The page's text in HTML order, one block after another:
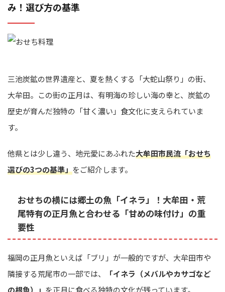
み！選び方の基準
三池炭鉱の世界遺産と、夏を熱くする「大蛇山祭り」の街、
大牟田。この街の正月は、有明海の珍しい海の幸と、炭鉱の
歴史が育んだ独特の「甘く濃い」食文化に支えられていま
す。
他県とは少し違う、地元愛にあふれた大牟田市民流「おせち
選びの3つの基準」をご紹介します。
おせちの横には郷土の魚「イネラ」！大牟田・荒
尾特有の正月魚と合わせる「甘めの味付け」の重
要性
福岡の正月魚といえば「ブリ」が一般的ですが、大牟田市や
隣接する荒尾市の一部では、
「イネラ（メバルやカサゴなど